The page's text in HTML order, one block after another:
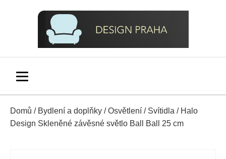
Domů / Bydlení a doplňky /Osvětlení / Svítidla / Halo
Design Skleněné závěsné světlo Ball Ball 25 cm